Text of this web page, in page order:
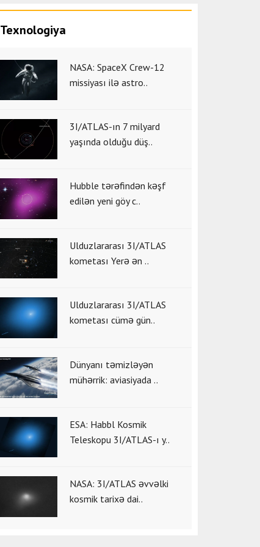
Texnologiya
NASA: SpaceX Crew-12
missiyası ilə astro..
3I/ATLAS-ın 7 milyard
yaşında olduğu düş..
Hubble tərəfindən kəşf
edilən yeni göy c..
Ulduzlararası 3I/ATLAS
kometası Yerə ən ..
Ulduzlararası 3I/ATLAS
kometası cümə gün..
Dünyanı təmizləyən
mühərrik: aviasiyada ..
ESA: Habbl Kosmik
Teleskopu 3I/ATLAS-ı y..
NASA: 3I/ATLAS əvvəlki
kosmik tarixə dai..